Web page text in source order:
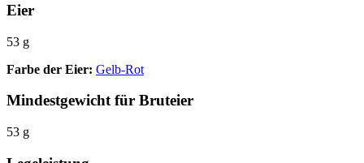
Eier
53 g
Farbe der Eier: Gelb-Rot
Mindestgewicht für Bruteier
53 g